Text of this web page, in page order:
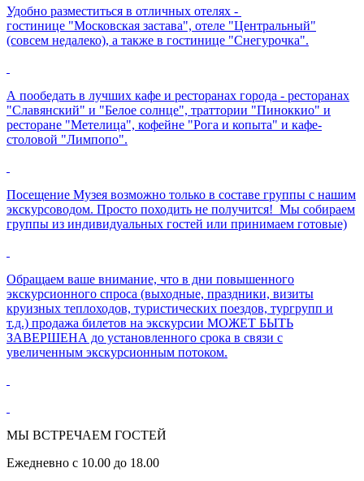
Удобно разместиться в отличных отелях -
гостинице "Московская застава", отеле "Центральный"
(совсем недалеко), а также в гостинице "Снегурочка".
А пообедать в лучших кафе и ресторанах города - ресторанах
"Славянский" и "Белое солнце", траттории "Пиноккио" и
ресторане "Метелица", кофейне "Рога и копыта" и кафе-
столовой "Лимпопо".
Посещение Музея возможно только в составе группы с нашим
экскурсоводом. Просто походить не получится! Мы собираем
группы из индивидуальных гостей или принимаем готовые)
Обращаем ваше внимание, что в дни повышенного
экскурсионного спроса (выходные, праздники, визиты
круизных теплоходов, туристических поездов, тургрупп и
т.д.) продажа билетов на экскурсии МОЖЕТ БЫТЬ
ЗАВЕРШЕНА до установленного срока в связи с
увеличенным экскурсионным потоком.
МЫ ВСТРЕЧАЕМ ГОСТЕЙ
Ежедневно с 10.00 до 18.00